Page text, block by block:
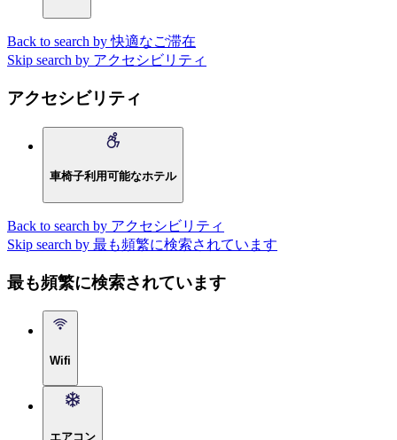
Back to search by 快適なご滞在
Skip search by アクセシビリティ
アクセシビリティ
車椅子利用可能なホテル
Back to search by アクセシビリティ
Skip search by 最も頻繁に検索されています
最も頻繁に検索されています
Wifi
エアコン